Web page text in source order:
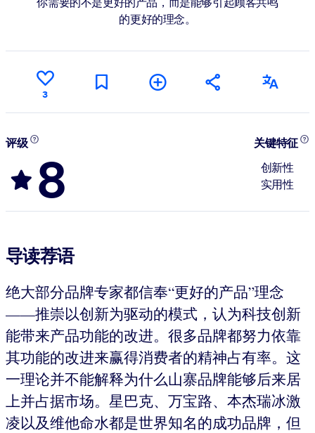
的更好的理念。
3
评级
8
关键特征
创新性
实用性
导读荐语
绝大部分品牌专家都信奉“更好的产品”理念
——推崇以创新为驱动的模式，认为科技创新
能带来产品功能的改进。很多品牌都努力依靠
其功能的改进来赢得消费者的精神占有率。这
一理论并不能解释为什么山寨品牌能够后来居
上并占据市场。星巴克、万宝路、本杰瑞冰激
凌以及维他命水都是世界知名的成功品牌，但